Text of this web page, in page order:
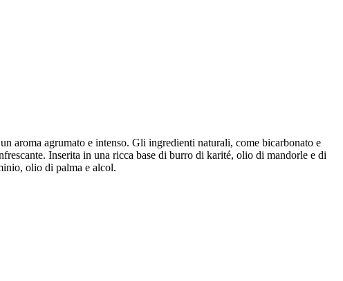
aroma agrumato e intenso. Gli ingredienti naturali, come bicarbonato e
Inserita in una ricca base di burro di karité, olio di mandorle e di
olio di palma e alcol.